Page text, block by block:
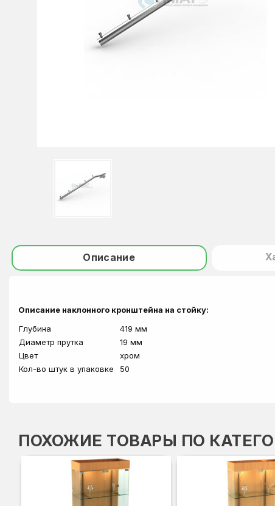
Описание
Описание наклонного кронштейна на стойку:
Глубина
419 мм
Диаметр прутка
19 мм
Цвет
хром
Кол-во штук в упаковке
50
ПОХОЖИЕ ТОВАРЫ ПО